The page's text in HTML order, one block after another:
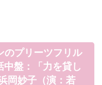
のプリーツフリル
盤：「力を貸し
岡妙子（演：若